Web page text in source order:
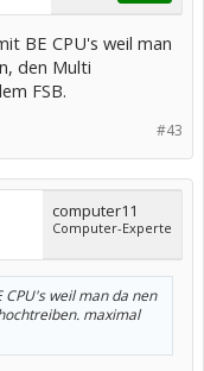
BE CPU's weil man
den Multi
FSB.
#43
computer11
Computer-Experte
weil man da nen
maximal